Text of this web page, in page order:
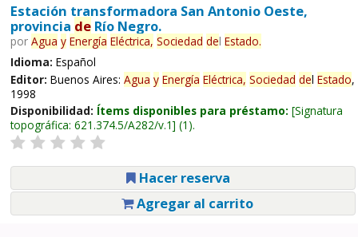
Estación transformadora San Antonio Oeste,
provincia deRío Negro.
por Agua y Energía Eléctrica, Sociedad del Estado.
Idioma: Español
Editor: Buenos Aires: Agua y Energía Eléctrica, Sociedad del Estado,
1998
Disponibilidad: Ítems disponibles para préstamo: Signatura
topográfica: 621.374.5/A282/v.1 (1).
Hacer reserva
Agregar al carrito